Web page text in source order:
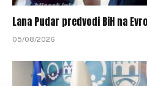
Lana Pudar predvodi BiH na
05/08/2026